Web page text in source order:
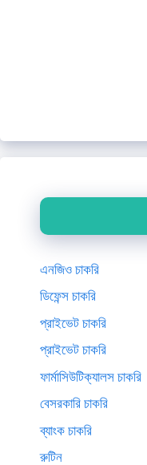
এনজিও চাকরি
ডিফেন্স চাকরি
প্রাইভেট চাকরি
প্রাইভেট চাকরি
ফার্মাসিউটিক্যালস চাকরি
বেসরকারি চাকরি
ব্যাংক চাকরি
রুটিন